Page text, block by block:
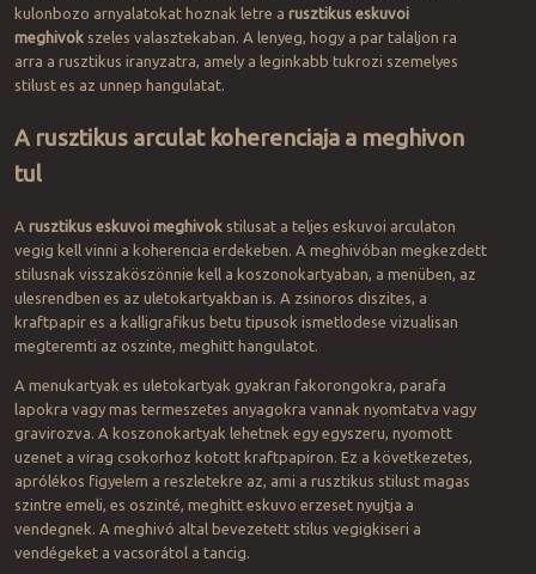
kulonbozo arnyalatokat hoznak letre a rusztikus eskuvoi
meghivokszeles valasztekaban. A lenyeg, hogy a par talaljon ra
arra a rusztikus iranyzatra, amely a leginkabb tukrozi szemelyes
stilust es az unnep hangulatat.
A rusztikus arculat koherenciaja a meghivon
tul
A rusztikus eskuvoi meghivokstilusat a teljes eskuvoi arculaton
vegig kell vinni a koherencia erdekeben. A meghivóban megkezdett
stilusnak visszaköszönnie kell a koszonokartyaban, a menüben, az
ulesrendben es az uletokartyakban is. A zsinoros diszites, a
kraftpapir es a kalligrafikus betu tipusok ismetlodese vizualisan
megteremti az oszinte, meghitt hangulatot.
A menukartyak es uletokartyak gyakran fakorongokra, parafa
lapokra vagy mas termeszetes anyagokra vannak nyomtatva vagy
gravirozva. A koszonokartyak lehetnek egy egyszeru, nyomott
uzenet a virag csokorhoz kotott kraftpapiron. Ez a következetes,
aprólékos figyelem a reszletekre az, ami a rusztikus stilust magas
szintre emeli, es oszinté, meghitt eskuvo erzeset nyujtja a
vendegnek. A meghivó altal bevezetett stilus vegigkiseri a
vendégeket a vacsorátol a tancig.